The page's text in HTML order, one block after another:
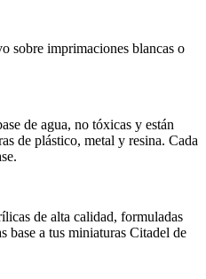
sobre imprimaciones blancas o
de agua, no tóxicas y están
de plástico, metal y resina. Cada
de alta calidad, formuladas
base a tus miniaturas Citadel de